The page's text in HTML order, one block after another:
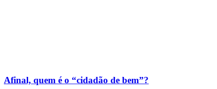
Afinal, quem é o “cidadão de bem”?